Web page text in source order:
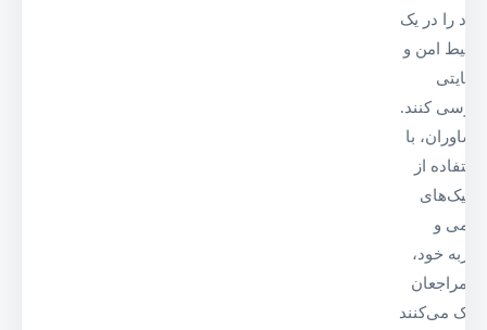
خود را در یک
محیط امن و
حمایتی
بررسی کنند.
مشاوران، با
استفاده از
تکنیک‌های
علمی و
تجربه خود،
به مراجعان
کمک می‌کنند